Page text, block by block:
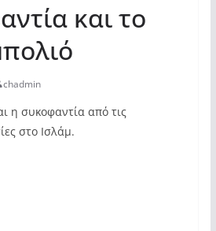
και το
chadmin
η συκοφαντία από τις
στο Ισλάμ.